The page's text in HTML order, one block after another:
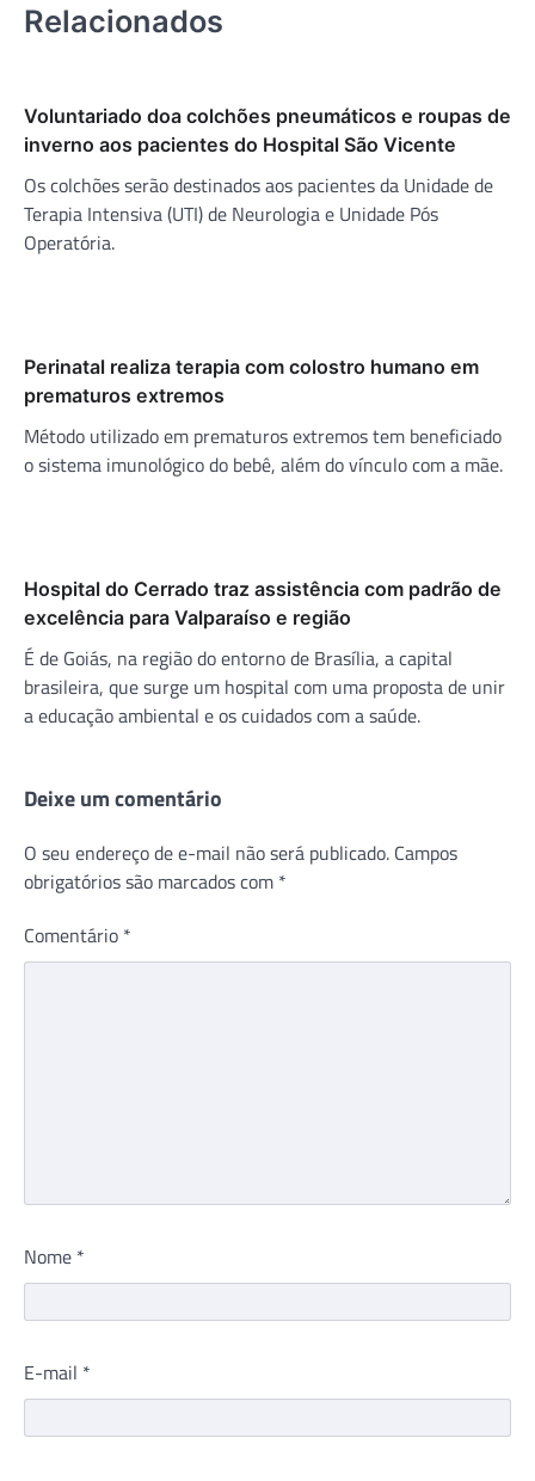
Relacionados
Voluntariado doa colchões pneumáticos e roupas de
inverno aos pacientes do Hospital São Vicente
Os colchões serão destinados aos pacientes da Unidade de
Terapia Intensiva (UTI) de Neurologia e Unidade Pós
Operatória.
Perinatal realiza terapia com colostro humano em
prematuros extremos
Método utilizado em prematuros extremos tem beneficiado
o sistema imunológico do bebê, além do vínculo com a mãe.
Hospital do Cerrado traz assistência com padrão de
excelência para Valparaíso e região
É de Goiás, na região do entorno de Brasília, a capital
brasileira, que surge um hospital com uma proposta de unir
a educação ambiental e os cuidados com a saúde.
Deixe um comentário
O seu endereço de e-mail não será publicado. Campos
obrigatórios são marcados com *
Comentário *
Nome *
E-mail *